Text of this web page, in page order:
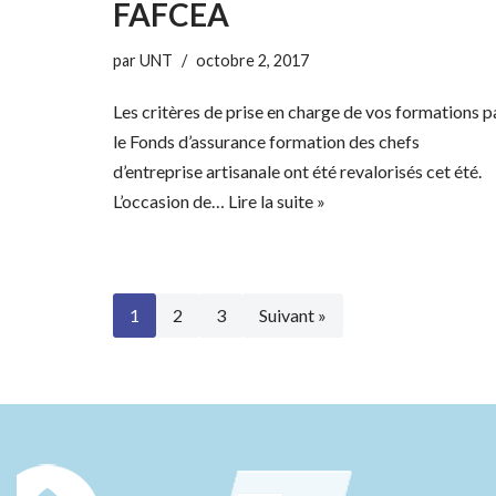
FAFCEA
parUNT octobre 2, 2017
Les critères de prise en charge de vos formations
le Fonds d’assurance formation des chefs
d’entreprise artisanale ont été revalorisés cet été.
L’occasion de… Lire la suite »
1 2 3 Suivant »